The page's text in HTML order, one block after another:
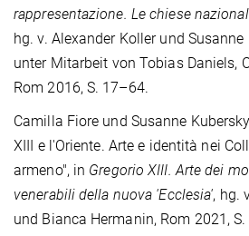
rappresentazione. Le chiese
hg. v. Alexander Koller und
unter Mitarbeit von Tobias Daniels,
Rom 2016, S. 17–64.
Camilla Fiore und Susanne
XIII e l'Oriente. Arte e identità nei
armeno", in Gregorio XIII. Arte dei
venerabili della nuova 'Ecclesia', hg.
und Bianca Hermanin, Rom 2021,